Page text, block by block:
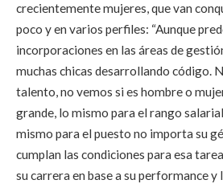
crecientemente mujeres, que van
poco y en varios perfiles: “Aunque
incorporaciones en las áreas de
muchas chicas desarrollando código.
talento, no vemos si es hombre o
grande, lo mismo para el rango
mismo para el puesto no importa su
cumplan las condiciones para esa
su carrera en base a su performance y